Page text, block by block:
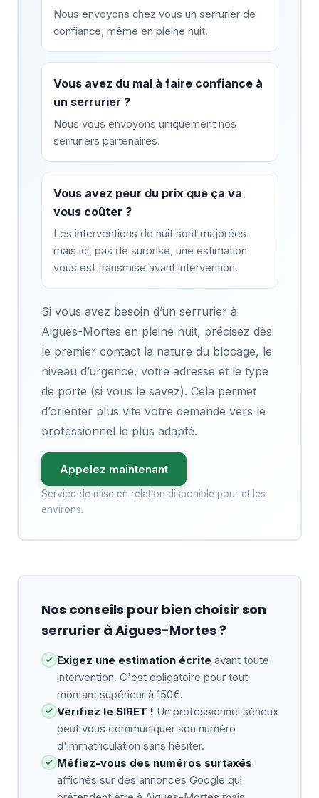
Nous envoyons chez vous un serrurier de
confiance, même en pleine nuit.
Vous avez du mal à faire confiance à
un serrurier ?
Nous vous envoyons uniquement nos
serruriers partenaires.
Vous avez peur du prix que ça va
vous coûter ?
Les interventions de nuit sont majorées
mais ici, pas de surprise, une estimation
vous est transmise avant intervention.
Si vous avez besoin d’un serrurier à
Aigues-Mortes en pleine nuit, précisez dès
le premier contact la nature du blocage, le
niveau d’urgence, votre adresse et le type
de porte (si vous le savez). Cela permet
d’orienter plus vite votre demande vers le
professionnel le plus adapté.
Appelez maintenant
Service de mise en relation disponible pour et les
environs.
Nos conseils pour bien choisir son
serrurier à Aigues-Mortes ?
Exigez une estimation écrite avant toute
intervention. C'est obligatoire pour tout
montant supérieur à 150€.
Vérifiez le SIRET ! Un professionnel sérieux
peut vous communiquer son numéro
d'immatriculation sans hésiter.
Méfiez-vous des numéros surtaxés
affichés sur des annonces Google qui